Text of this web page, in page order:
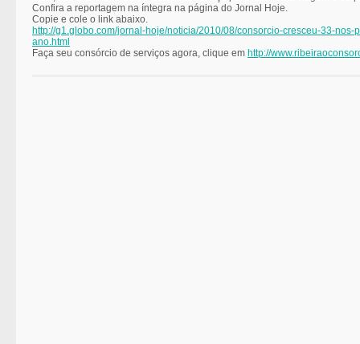
Confira a reportagem na íntegra na página do Jornal Hoje.
Copie e cole o link abaixo.
http://g1.globo.com/jornal-hoje/noticia/2010/08/consorcio-cresceu-33-nos-
ano.html
Faça seu consórcio de serviços agora, clique em http://